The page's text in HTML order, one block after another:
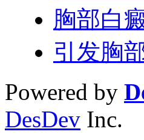
胸部白
引发胸
Powered by
DesDev Inc.